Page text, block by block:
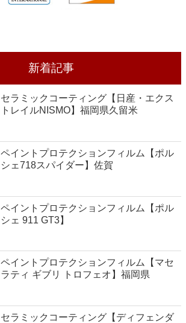
新着記事
セラミックコーティング【日産・エクス
トレイルNISMO】福岡県久留米
ペイントプロテクションフィルム【ポル
シェ718スパイダー】佐賀
ペイントプロテクションフィルム【ポル
シェ 911 GT3】
ペイントプロテクションフィルム【マセ
ラティ ギブリ トロフェオ】福岡県
セラミックコーティング【ディフェンダ